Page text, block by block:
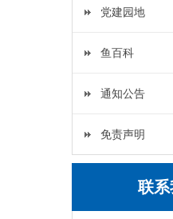
党建园地
鱼百科
通知公告
免责声明
联系